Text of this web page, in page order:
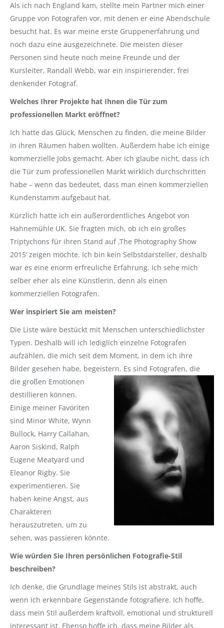
Als ich nach England kam, stellte mein Partner mich einer
Gruppe von Fotografen vor, mit denen er eine Abendschule
besucht hat. Es war meine erste Gruppenerfahrung und
noch dazu eine ausgezeichnete. Die meisten dieser
Personen sind heute noch meine Freunde und der
Kursleiter, Randall Webb, war ein inspirierender, frei
denkender Fotograf.
Welches Ihrer Projekte hat Ihnen die Tür zum
professionellen Markt eröffnet?
Ich hatte das Glück, Menschen zu finden, die meine Bilder
in ihren Räumen haben wollten. Außerdem habe ich einige
kommerzielle Jobs gemacht. Aber ich glaube nicht, dass ich
die Tür zum professionellen Markt wirklich durchschritten
habe – wenn das bedeutet, dass man einen kommerziellen
Kundenstamm aufgebaut hat.
Kürzlich hatte ich ein außerordentliches Angebot von
Hahnemühle UK. Sie fragten mich, ob ich ein großes
Triptychons für ihren Stand auf ‚The Photography Show
2015‘ zeigen möchte. Ich bin kein Selbstdarsteller, deshalb
war es eine enorm erfreuliche Erfahrung. Ich sehe mich
selber eher als eine Künstlerin, denn als einen
kommerziellen Fotografen.
Wer inspiriert Sie am meisten?
Die Liste wäre bestückt mit Menschen unterschiedlichster
Typen. Deshalb will ich lediglich einzelne Fotografen
aufzählen, die mich seit dem Moment, in dem ich ihre
Bilder gesehen habe, begeistern. Es sind Fotografen, die
die großen Emotionen
destillieren können.
Einige meiner Favoriten
sind Minor White, Wynn
Bullock, Harry Callahan,
Aaron Siskind, Ralph
Eugene Meatyard und
Eleanor Rigby. Sie
experimentieren. Sie
haben keine Angst, aus
Charakteren
herauszutreten, um zu
sehen, was passieren könnte.
Wie würden Sie Ihren persönlichen Fotografie-Stil
beschreiben?
Ich denke, die Grundlage meines Stils ist abstrakt, auch
wenn ich erkennbare Gegenstände fotografiere. Ich hoffe,
dass mein Stil außerdem kraftvoll, emotional und strukturell
interessant ist. Ebenso hoffe ich, dass meine Bilder als